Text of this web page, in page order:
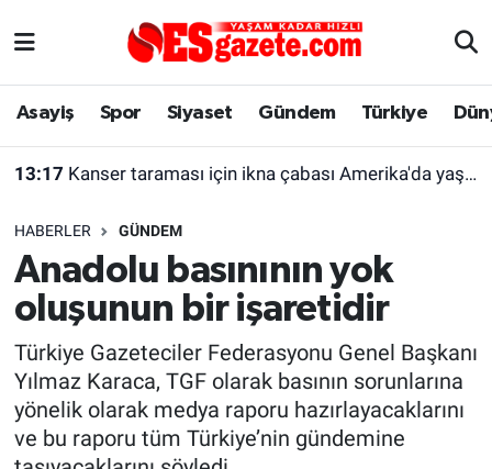
Asayiş Spor Siyaset Gündem Türkiye
13:17 Kanser taraması için ikna çabası Amerika'da yaşayan kadını şaşırttı
HABERLER GÜNDEM
Anadolu basınının yok
oluşunun bir işaretidir
Türkiye Gazeteciler Federasyonu Genel Başkanı
Yılmaz Karaca, TGF olarak basının sorunlarına
yönelik olarak medya raporu hazırlayacaklarını
ve bu raporu tüm Türkiye’nin gündemine
Asayiş
Gündem
Türkiye
Dünya
Sağlık
Yaşam
Eskişehirspor Arşivi
Eskişehir Arşivi
Röportaj
Ekonomi
Eskişehir Nöbetçi Eczaneler
Süper Lig Puan Durumu ve Fikstür
Tüm Manşetler
Son Dakika Haberleri
Haber Arşivi